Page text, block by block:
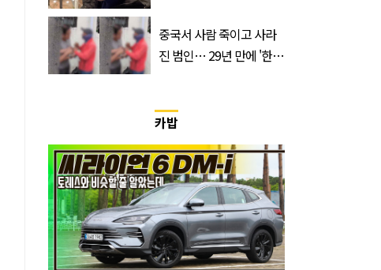
중국서 사람 죽이고 사라
진 범인… 29년 만에 '한
카밥